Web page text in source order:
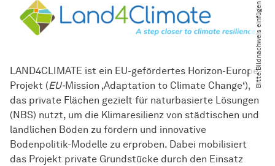
LAND4CLIMATE ist ein EU-gefördertes Horizon-Europe-
Projekt (EU-​Mission ‚Adaptation to Climate Change‘),
das private Flächen gezielt für naturbasierte Lösungen
(NBS) nutzt, um die Klimaresilienz von städtischen und
ländlichen Böden zu fördern und innovative
Bodenpolitik-Modelle zu erproben. Dabei mobilisiert
das Projekt private Grundstücke durch den Einsatz
Bitte Bildnachweis einfügen